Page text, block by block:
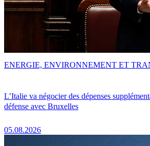
L’Italie va négocier des dépenses
défense avec Bruxelles
05.08.2026
ENERGIE, ENVIRONNEMENT ET